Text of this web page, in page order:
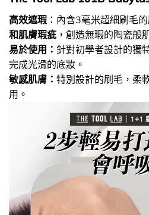
高效遮瑕 ：內含3毫米超細刷毛
和肌膚瑕疵 ，創造無瑕的陶瓷般
易於使用： 針對初學者設計的獨
完成光滑的底妝。
敏感肌膚： 特別設計的刷毛，柔
用。